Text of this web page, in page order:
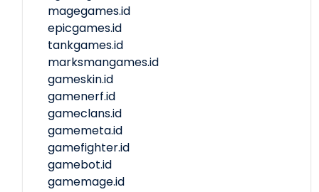
magegames.id
epicgames.id
tankgames.id
marksmangames.id
gameskin.id
gamenerf.id
gameclans.id
gamemeta.id
gamefighter.id
gamebot.id
gamemage.id